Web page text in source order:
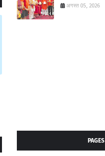
अगस्त 05, 2026
PAGES